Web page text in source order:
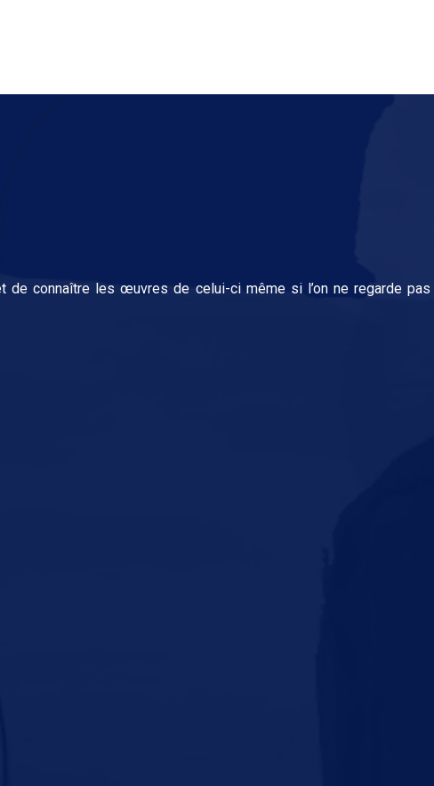
de connaître les œuvres de celui-ci même si l’on ne regarde